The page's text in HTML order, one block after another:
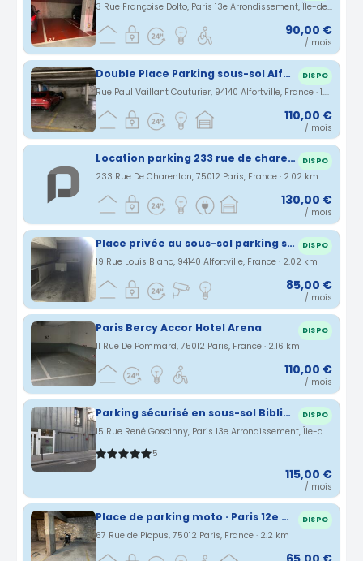
3 Rue Françoise Dolto, Paris 13e Arrondissement, Île-de-France, France · 1.91 km
90,00 €
/ mois
Double Place Parking sous-sol Alfortville DISPO
Rue Paul Vaillant Couturier, 94140 Alfortville, France · 1.94 km
110,00 €
/ mois
Location parking 233 rue de charenton paris 12 DISPO
233 Rue De Charenton, 75012 Paris, France · 2.02 km
130,00 €
/ mois
Place privée au sous-sol parking sécurisé - Alfortville (94140) DISPO
19 Rue Louis Blanc, 94140 Alfortville, France · 2.02 km
85,00 €
/ mois
Paris Bercy Accor Hotel Arena DISPO
11 Rue De Pommard, 75012 Paris, France · 2.16 km
110,00 €
/ mois
Parking sécurisé en sous-sol Bibliothèque François Miterrand (BNF) - Métro M14 et RER C DISPO
15 Rue René Goscinny, Paris 13e Arrondissement, Île-de-France, France · 2.17 km
5
115,00 €
/ mois
Place de parking moto · Paris 12e — Bel-Air / Daumesnil / Nation / Michel Bizot DISPO
67 Rue de Picpus, 75012 Paris, France · 2.2 km